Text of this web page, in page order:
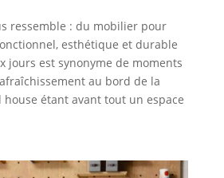
ressemble : du mobilier pour
esthétique et durable
jours est synonyme de moments
au bord de la
house étant avant tout un espace